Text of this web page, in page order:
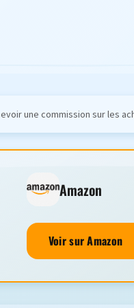
une commission sur les
Amazon
Voir sur Amazon